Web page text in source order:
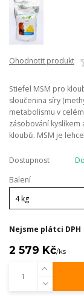
Ohodnotit produkt
Stiefel MSM pro
sloučenina síry
metabolismu v
zásobování kyslíkem
kloubů. MSM je
Dostupnost
Balení
Nejsme plátci DPH
2 579 Kč/ks